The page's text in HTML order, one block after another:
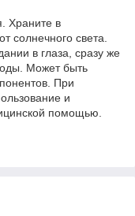
Храните в
солнечного света.
в глаза, сразу же
Может быть
При
и
помощью.